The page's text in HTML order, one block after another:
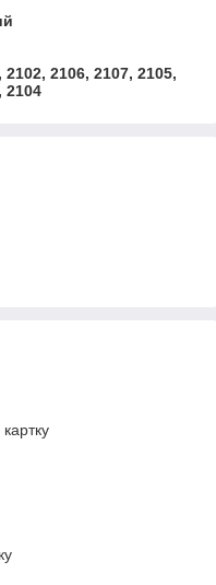
2102, 2106, 2107, 2105,
2104